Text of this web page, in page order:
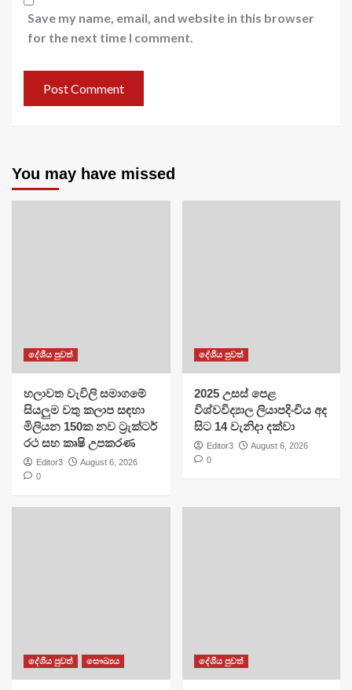
Save my name, email, and website in this browser
for the next time I comment.
You may have missed
දේශීය පුවත්
හලාවත වැවිලි සමාගමේ
සියලුම වතු කලාප සඳහා
මිලියන 150ක නව ට්‍රැක්ටර්
රථ සහ කෘෂි උපකරණ
Editor3
August 6, 2026
0
දේශීය පුවත්
​2025 උසස් පෙළ
විශ්වවිද්‍යාල ලියාපදිංචිය අද
සිට 14 වැනිදා දක්වා
Editor3
August 6, 2026
0
දේශීය පුවත් සෞඛ්‍යය දේශීය පුවත්